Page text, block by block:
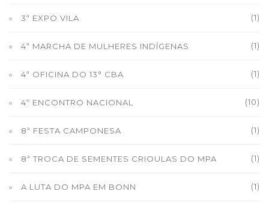
3ª EXPO VILA (1)
4ª MARCHA DE MULHERES INDÍGENAS (1)
4ª OFICINA DO 13° CBA (1)
4º ENCONTRO NACIONAL (10)
8ª FESTA CAMPONESA (1)
8ª TROCA DE SEMENTES CRIOULAS DO MPA (1)
A LUTA DO MPA EM BONN (1)